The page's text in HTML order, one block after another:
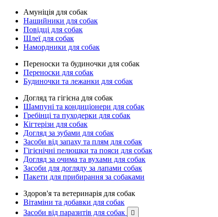
Амуніція для собак
Нашийники для собак
Повідці для собак
Шлеї для собак
Намордники для собак
Переноски та будиночки для собак
Переноски для собак
Будиночки та лежанки для собак
Догляд та гігієна для собак
Шампуні та кондиціонери для собак
Гребінці та пуходерки для собак
Кігтерізи для собак
Догляд за зубами для собак
Засоби від запаху та плям для собак
Гігієнічні пелюшки та пояси для собак
Догляд за очима та вухами для собак
Засоби для догляду за лапами собак
Пакети для прибирання за собаками
Здоров'я та ветеринарія для собак
Вітаміни та добавки для собак
Засоби від паразитів для собак
